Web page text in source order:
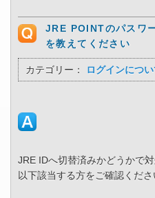
JRE POINTのパスワ
を教えてください
カテゴリー： ログインについ
JRE IDへ切替済みかどうかで
以下該当する方をご確認くださ